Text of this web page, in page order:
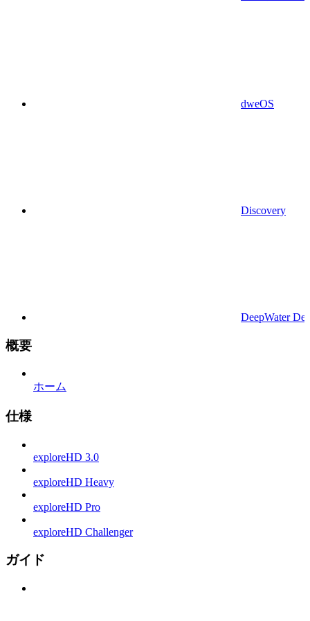
dweOS
Discovery
DeepWater
概要
ホーム
仕様
exploreHD 3.0
exploreHD Heavy
exploreHD Pro
exploreHD Challenger
ガイド